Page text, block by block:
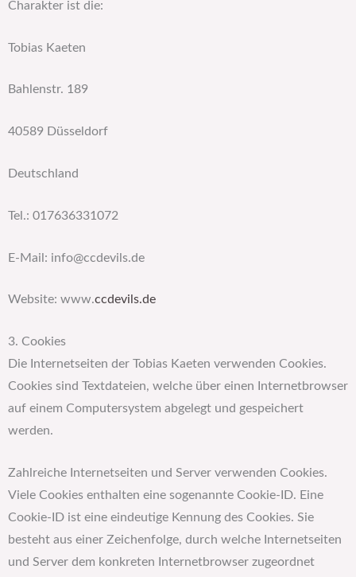
Charakter ist die:
Tobias Kaeten
Bahlenstr. 189
40589 Düsseldorf
Deutschland
Tel.: 017636331072
E-Mail: info@ccdevils.de
Website: www.ccdevils.de
3. Cookies
Die Internetseiten der Tobias Kaeten verwenden Cookies.
Cookies sind Textdateien, welche über einen Internetbrowser
auf einem Computersystem abgelegt und gespeichert
werden.
Zahlreiche Internetseiten und Server verwenden Cookies.
Viele Cookies enthalten eine sogenannte Cookie-ID. Eine
Cookie-ID ist eine eindeutige Kennung des Cookies. Sie
besteht aus einer Zeichenfolge, durch welche Internetseiten
und Server dem konkreten Internetbrowser zugeordnet